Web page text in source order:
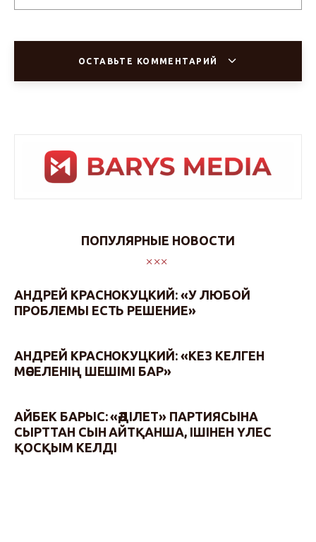
ОСТАВЬТЕ КОММЕНТАРИЙ
ПОПУЛЯРНЫЕ НОВОСТИ
АНДРЕЙ КРАСНОКУЦКИЙ: «У ЛЮБОЙ
ПРОБЛЕМЫ ЕСТЬ РЕШЕНИЕ»
АНДРЕЙ КРАСНОКУЦКИЙ: «КЕЗ КЕЛГЕН
МӘСЕЛЕНІҢ ШЕШІМІ БАР»
АЙБЕК БАРЫС: «ӘДІЛЕТ» ПАРТИЯСЫНА
СЫРТТАН СЫН АЙТҚАНША, ІШІНЕН ҮЛЕС
ҚОСҚЫМ КЕЛДІ